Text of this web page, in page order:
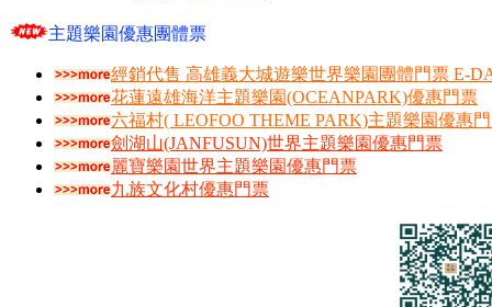
主題樂園優惠團體票
經銷代售 高雄義大城遊樂世界樂園團體門票 E-
花蓮遠雄海洋主題樂園(OCEANPARK)優惠門票
六福村( LEOFOO THEME PARK)主題樂園優惠
劍湖山(JANFUSUN)世界主題樂園優惠門票
麗寶樂園世界主題樂園優惠門票
九族文化村優惠門票